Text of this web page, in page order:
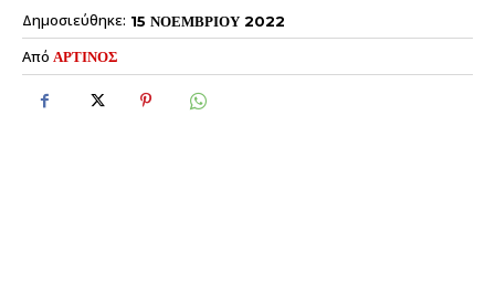
Δημοσιεύθηκε: 15 ΝΟΕΜΒΡΙΟΥ 2022
Από ΑΡΤΙΝΟΣ